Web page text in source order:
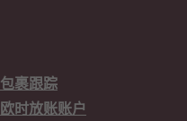
包裹跟踪
欧时放账账户